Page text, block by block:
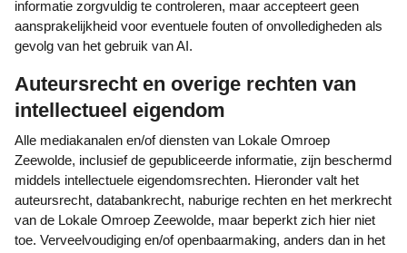
informatie zorgvuldig te controleren, maar accepteert geen
aansprakelijkheid voor eventuele fouten of onvolledigheden als
gevolg van het gebruik van AI.
Auteursrecht en overige rechten van
intellectueel eigendom
Alle mediakanalen en/of diensten van Lokale Omroep
Zeewolde, inclusief de gepubliceerde informatie, zijn beschermd
middels intellectuele eigendomsrechten. Hieronder valt het
auteursrecht, databankrecht, naburige rechten en het merkrecht
van de Lokale Omroep Zeewolde, maar beperkt zich hier niet
toe. Verveelvoudiging en/of openbaarmaking, anders dan in het